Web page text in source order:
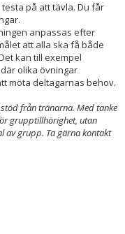
på att tävla. Du får
anpassas efter
att alla ska få både
kan till exempel
olika övningar
möta deltagarnas behov.
från tränarna. Med tanke
grupptillhörighet, utan
av grupp. Ta gärna kontakt